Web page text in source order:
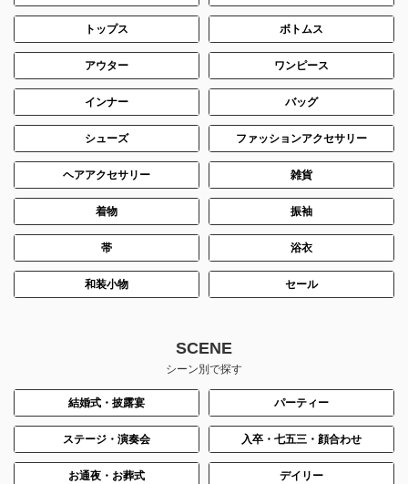
トップス ボトムス
アウター ワンピース
インナー バッグ
シューズ ファッションアクセサリー
ヘアアクセサリー 雑貨
着物 振袖
帯 浴衣
和装小物 セール
SCENE
シーン別で探す
結婚式・披露宴 パーティー
ステージ・演奏会 入卒・七五三・顔合わせ
お通夜・お葬式 デイリー